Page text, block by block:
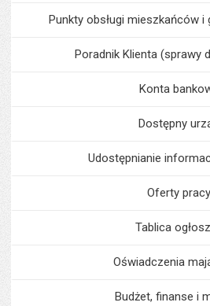
Punkty obsługi mieszkańców i
Poradnik Klienta (sprawy
Konta
Dostępny
Udostępnianie
Oferty pracy
Tablica
Oświadczenia
Budżet, finanse i